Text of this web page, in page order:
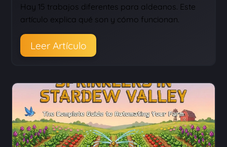
Hay 15 trabajos diferentes para aldeanos. Este
artículo explica qué son y cómo funcionan.
Leer Artículo